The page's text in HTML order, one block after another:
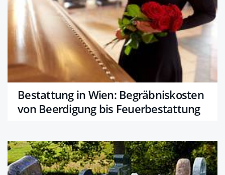
Bestattung in Wien: Begräbniskosten
von Beerdigung bis Feuerbestattung